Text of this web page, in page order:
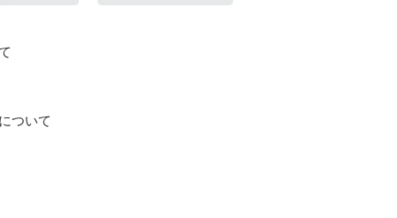
ついて